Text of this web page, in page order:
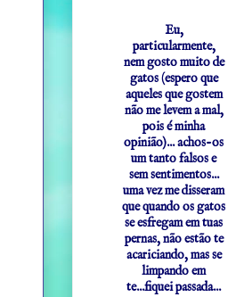
Eu,
particularmente,
nem gosto muito de
gatos (espero que
aqueles que gostem
não me levem a mal,
pois é minha
opinião)... achos-os
um tanto falsos e
sem sentimentos...
uma vez me disseram
que quando os gatos
se esfregam em tuas
pernas, não estão te
acariciando, mas se
limpando em
te...fiquei passada...